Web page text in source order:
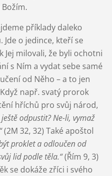
příklady daleko
o jedince, kteří se
milovali, že byli ochotni
s Ním a vydat sebe samé
od Něho – a to jen
např. svatý prorok
hříchů pro svůj národ,
odpustit? Ne-li, vymaž
(2M 32, 32) Také apoštol
proklet a odloučen od
lid podle těla.“(Řím 9, 3)
se dokáže zříci i svého